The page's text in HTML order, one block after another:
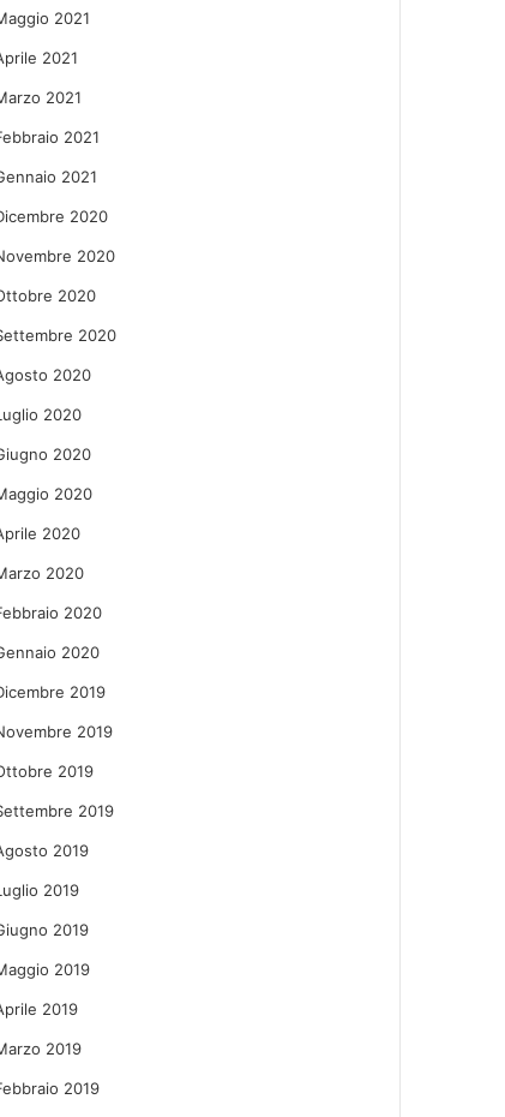
2021
2021
2021
2021
2021
2020
2020
2020
2020
2020
2020
2020
2020
2020
2020
2020
2020
2019
2019
2019
2019
2019
2019
2019
2019
2019
2019
2019